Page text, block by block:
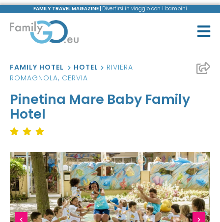
FAMILY TRAVEL MAGAZINE | Divertirsi in viaggio con i bambini
FAMILY HOTEL HOTEL
RIVIERA
ROMAGNOLA, CERVIA
Pinetina Mare Baby Family
Hotel